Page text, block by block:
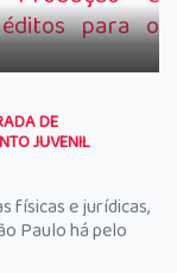
DE
JUVENIL
físicas e jurídicas,
Paulo há pelo